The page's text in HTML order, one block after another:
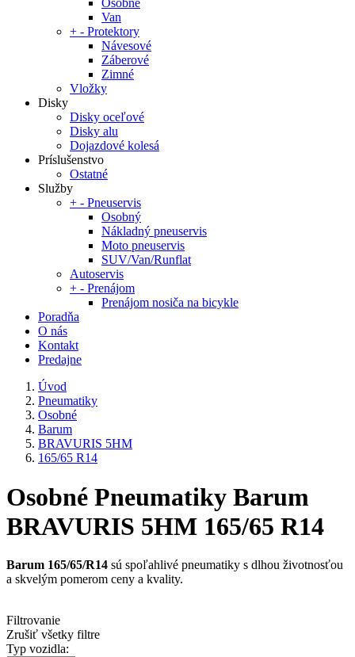
Osobné
Van
+ - Protektory
Návesové
Záberové
Zimné
Vložky
Disky
Disky oceľové
Disky alu
Dojazdové kolesá
Príslušenstvo
Ostatné
Služby
+ - Pneuservis
Osobný
Nákladný pneuservis
Moto pneuservis
SUV/Van/Runflat
Autoservis
+ - Prenájom
Prenájom nosiča na bicykle
Poradňa
O nás
Kontakt
Predajne
Úvod
Pneumatiky
Osobné
Barum
BRAVURIS 5HM
165/65 R14
Osobné Pneumatiky Barum
BRAVURIS 5HM 165/65 R14
Barum 165/65/R14 sú spoľahlivé pneumatiky s dlhou životnosťou
a skvelým pomerom ceny a kvality.
Filtrovanie
Zrušiť všetky filtre
Typ vozidla: